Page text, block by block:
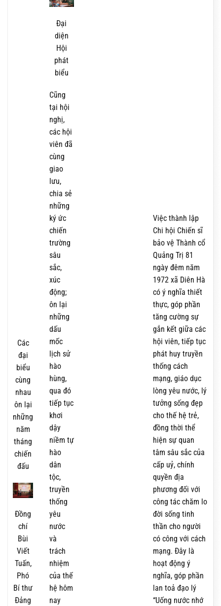
Các
đại
biểu
cùng
nhau
ôn lại
những
năm
tháng
chiến
đấu
Đồng
chí
Bùi
Viết
Tuấn,
Phó
Bí thư
Đảng
Đại
diện
Hội
phát
biểu
Cũng
tại hội
nghị,
các hội
viên đã
cùng
giao
lưu,
chia sẻ
những
ký ức
chiến
trường
sâu
sắc,
xúc
động;
ôn lại
những
dấu
mốc
lịch sử
hào
hùng,
qua đó
tiếp tục
khơi
dậy
niềm tự
hào
dân
tộc,
truyền
thống
yêu
nước
và
trách
nhiệm
của thế
hệ hôm
nay
Việc thành lập
Chi hội Chiến sĩ
bảo vệ Thành cổ
Quảng Trị 81
ngày đêm năm
1972 xã Diên Hà
có ý nghĩa thiết
thực, góp phần
tăng cường sự
gắn kết giữa các
hội viên, tiếp tục
phát huy truyền
thống cách
mạng, giáo dục
lòng yêu nước, lý
tưởng sống đẹp
cho thế hệ trẻ,
đồng thời thể
hiện sự quan
tâm sâu sắc của
cấp uỷ, chính
quyền địa
phương đối với
công tác chăm lo
đời sống tinh
thần cho người
có công với cách
mạng. Đây là
hoạt động ý
nghĩa, góp phần
lan toả đạo lý
“Uống nước nhớ